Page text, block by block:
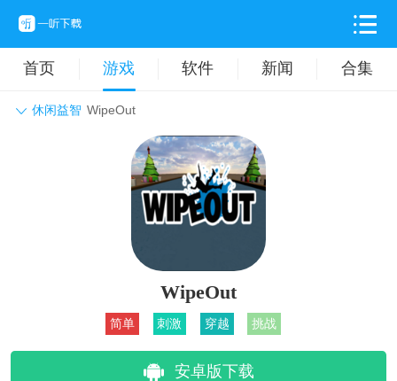
首页 游戏 软件 新闻 合集
休闲益智 WipeOut
动作格斗 休闲益智
卡牌对战 音乐舞蹈
挂机养成
WipeOut
简单 刺激 穿越 挑战
安卓版下载